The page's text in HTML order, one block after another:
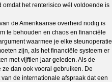
het renterisico wél voldoende is
de Amerikaanse overheid nodig is
te behouden en chaos en financiële
waarmee je elke steunoperatie
zijn, als het financiële systeem er
met vijftien jaar geleden. Als de
dan ook vooral gebruiken. De
de internationale afspraak dat een